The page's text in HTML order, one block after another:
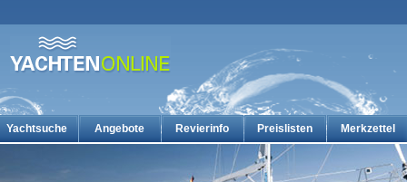
Yachtsuche Angebote Revierinfo Preislisten Merkzettel